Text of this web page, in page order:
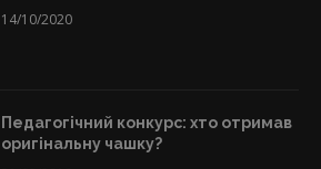
14/10/2020
Педагогічний конкурс: хто отримав
оригінальну чашку?